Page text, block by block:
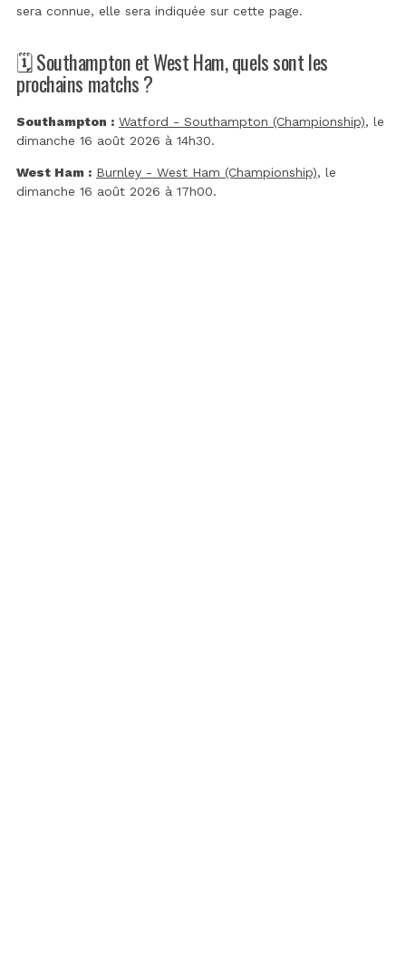
sera connue, elle sera indiquée sur cette page.
🗓️ Southampton et West Ham, quels sont les
prochains matchs ?
Southampton : Watford - Southampton (Championship), le
dimanche 16 août 2026 à 14h30.
West Ham : Burnley - West Ham (Championship), le
dimanche 16 août 2026 à 17h00.